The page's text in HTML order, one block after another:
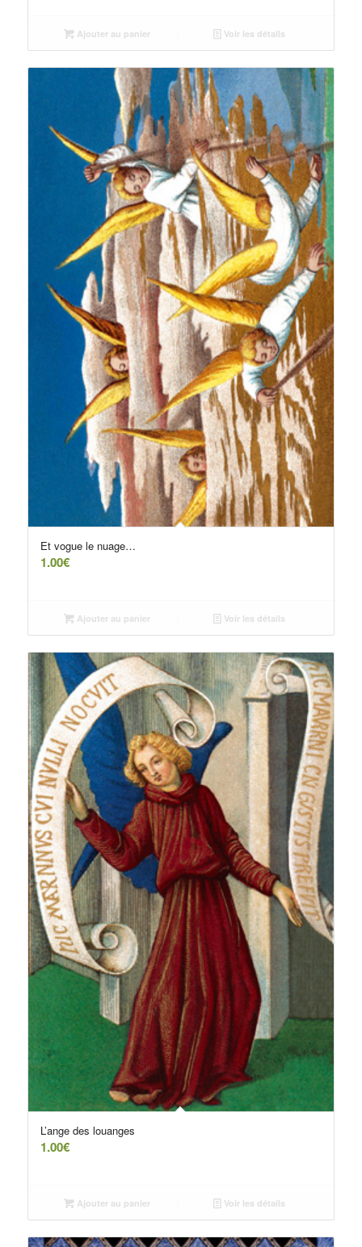
Ajouter au panier Voir les détails
Et vogue le nuage…
1.00€
Ajouter au panier Voir les détails
L’ange des louanges
1.00€
Ajouter au panier Voir les détails